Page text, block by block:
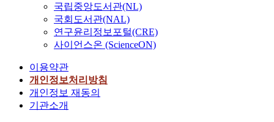
국립중앙도서관(NL)
국회도서관(NAL)
연구윤리정보포털(CRE)
사이언스온 (ScienceON)
이용약관
개인정보처리방침
개인정보 재동의
기관소개